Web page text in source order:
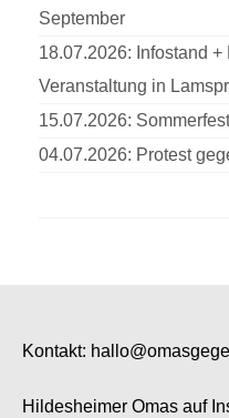
September
18.07.2026: Infostand
Veranstaltung in
15.07.2026:
04.07.2026: Protest
Kontakt:
Hildesheimer Omas auf